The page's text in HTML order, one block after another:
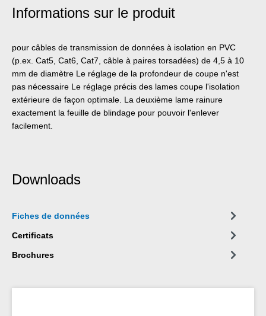
Informations sur le produit
pour câbles de transmission de données à isolation en PVC
(p.ex. Cat5, Cat6, Cat7, câble à paires torsadées) de 4,5 à 10
mm de diamètre Le réglage de la profondeur de coupe n'est
pas nécessaire Le réglage précis des lames coupe l'isolation
extérieure de façon optimale. La deuxième lame rainure
exactement la feuille de blindage pour pouvoir l'enlever
facilement.
Downloads
Fiches de données
Certificats
Brochures